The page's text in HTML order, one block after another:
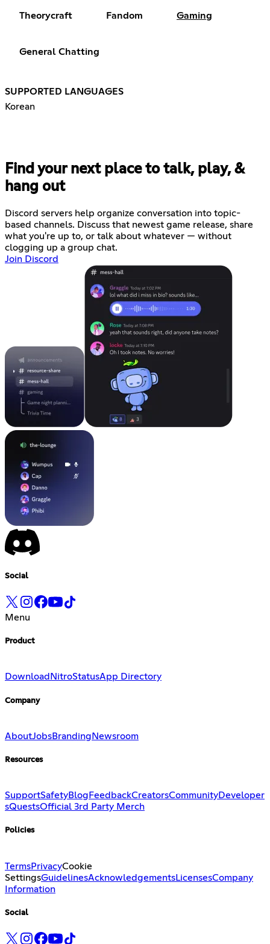
Theorycraft Fandom Gaming
General Chatting
SUPPORTED LANGUAGES
Korean
Find your next place to talk, play, &
hang out
Discord servers help organize conversation into topic-
based channels. Discuss that newest game release, share
what you're up to, or talk about whatever — without
clogging up a group chat.
Join Discord
Social
Menu
Product
Download NitroStatusApp Directory
Company
AboutJobsBranding Newsroom
Resources
SupportSafetyBlog FeedbackCreatorsCommunityDeveloper
sQuestsOfficial 3rd Party Merch
Policies
TermsPrivacyCookie
SettingsGuidelinesAcknowledgementsLicensesCompany
Information
Social